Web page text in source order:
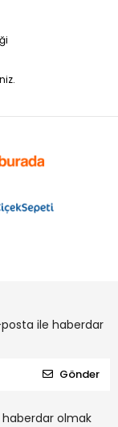
ile haberdar
Gönder
olmak